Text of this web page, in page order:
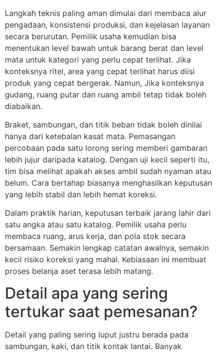
Langkah teknis paling aman dimulai dari membaca alur
pengadaan, konsistensi produksi, dan kejelasan layanan
secara berurutan. Pemilik usaha kemudian bisa
menentukan level bawah untuk barang berat dan level
mata untuk kategori yang perlu cepat terlihat. Jika
konteksnya ritel, area yang cepat terlihat harus diisi
produk yang cepat bergerak. Namun, Jika konteksnya
gudang, ruang putar dan ruang ambil tetap tidak boleh
diabaikan.
Braket, sambungan, dan titik beban tidak boleh dinilai
hanya dari ketebalan kasat mata. Pemasangan
percobaan pada satu lorong sering memberi gambaran
lebih jujur daripada katalog. Dengan uji kecil seperti itu,
tim bisa melihat apakah akses ambil sudah nyaman atau
belum. Cara bertahap biasanya menghasilkan keputusan
yang lebih stabil dan lebih hemat koreksi.
Dalam praktik harian, keputusan terbaik jarang lahir dari
satu angka atau satu katalog. Pemilik usaha perlu
membaca ruang, arus kerja, dan pola stok secara
bersamaan. Semakin lengkap catatan awalnya, semakin
kecil risiko koreksi yang mahal. Kebiasaan ini membuat
proses belanja aset terasa lebih matang.
Detail apa yang sering
tertukar saat pemesanan?
Detail yang paling sering luput justru berada pada
sambungan, kaki, dan titik kontak lantai. Banyak